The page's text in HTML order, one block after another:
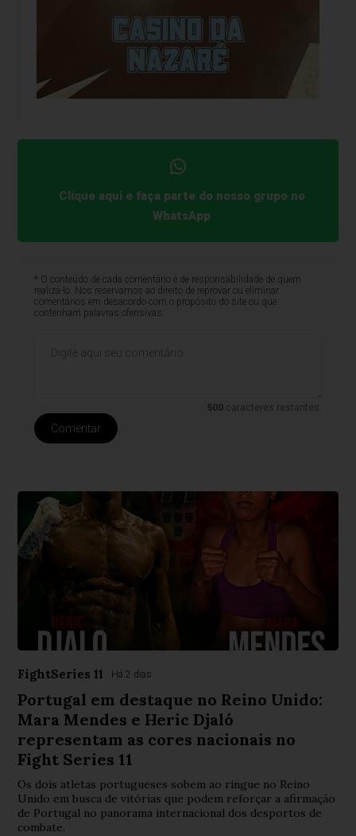
Clique aqui e faça parte do nosso grupo no
WhatsApp
* O conteúdo de cada comentário é de responsabilidade de quem
realizá-lo. Nos reservamos ao direito de reprovar ou eliminar
comentários em desacordo com o propósito do site ou que
contenham palavras ofensivas.
500 caracteres restantes.
Comentar
FightSeries 11 Há 2 dias
Portugal em destaque no Reino Unido:
Mara Mendes e Heric Djaló
representam as cores nacionais no
Fight Series 11
Os dois atletas portugueses sobem ao ringue no Reino
Unido em busca de vitórias que podem reforçar a afirmação
de Portugal no panorama internacional dos desportos de
combate.